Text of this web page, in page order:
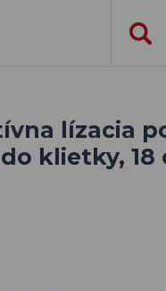
lízacia
klietky, 18